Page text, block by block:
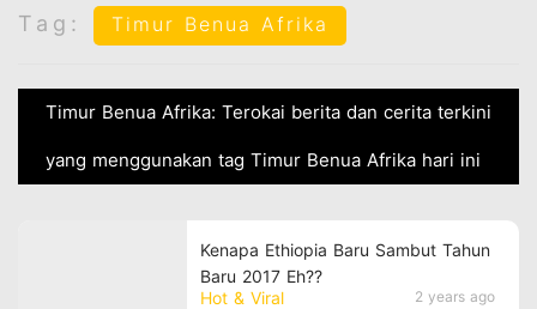
Tag: Timur Benua Afrika
Timur Benua Afrika: Terokai berita dan cerita terkini
yang menggunakan tag Timur Benua Afrika hari ini
Hot & Viral 2 years ago
Kenapa Ethiopia Baru Sambut Tahun
Baru 2017 Eh??